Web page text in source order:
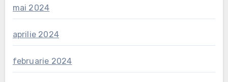
mai 2024
aprilie 2024
februarie 2024